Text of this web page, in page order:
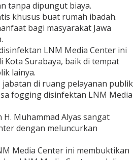
tanpa dipungut biaya.
khusus buat rumah ibadah.
bagi masyarakat Jawa
LNM Media Center ini
Kota Surabaya, baik di tempat
lainya.
di ruang pelayanan publik
fogging disinfektan LNM Media
H. Muhammad Alyas sangat
dengan meluncurkan
Media Center ini membuktikan